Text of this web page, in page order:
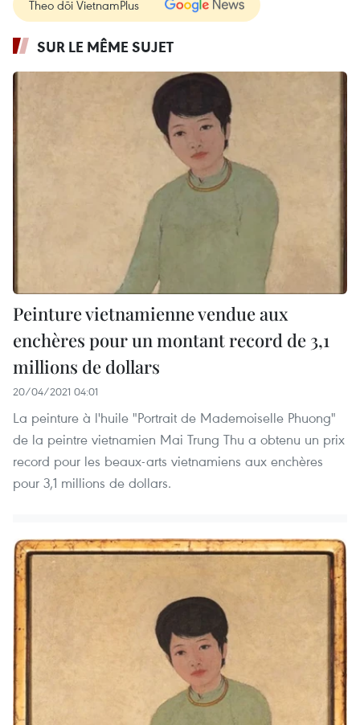
Theo dõi VietnamPlus
SUR LE MÊME SUJET
Peinture vietnamienne vendue aux
enchères pour un montant record de 3,1
millions de dollars
20/04/2021 04:01
La peinture à l'huile "Portrait de Mademoiselle Phuong"
de la peintre vietnamien Mai Trung Thu a obtenu un prix
record pour les beaux-arts vietnamiens aux enchères
pour 3,1 millions de dollars.